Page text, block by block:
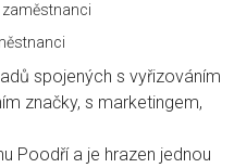
zaměstnanci
spojených s vyřizováním
značky, s marketingem,
Poodří a je hrazen jednou